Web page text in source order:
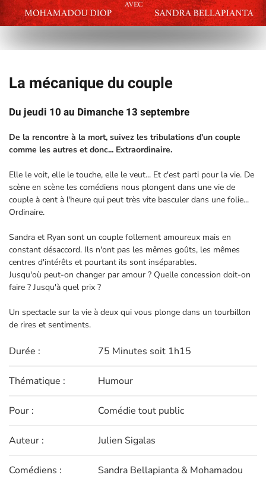
La mécanique du couple
Du jeudi 10 au Dimanche 13 septembre
De la rencontre à la mort, suivez les tribulations d'un couple
comme les autres et donc... Extraordinaire.
Elle le voit, elle le touche, elle le veut... Et c'est parti pour la vie. De
scène en scène les comédiens nous plongent dans une vie de
couple à cent à l'heure qui peut très vite basculer dans une folie...
Ordinaire.
Sandra et Ryan sont un couple follement amoureux mais en
constant désaccord. Ils n'ont pas les mêmes goûts, les mêmes
centres d'intérêts et pourtant ils sont inséparables.
Jusqu'où peut-on changer par amour ? Quelle concession doit-on
faire ? Jusqu'à quel prix ?
Un spectacle sur la vie à deux qui vous plonge dans un tourbillon
de rires et sentiments.
Durée : 75 Minutes soit 1h15
Thématique : Humour
Pour : Comédie tout public
Auteur : Julien Sigalas
Comédiens :
Sandra Bellapianta & Mohamadou